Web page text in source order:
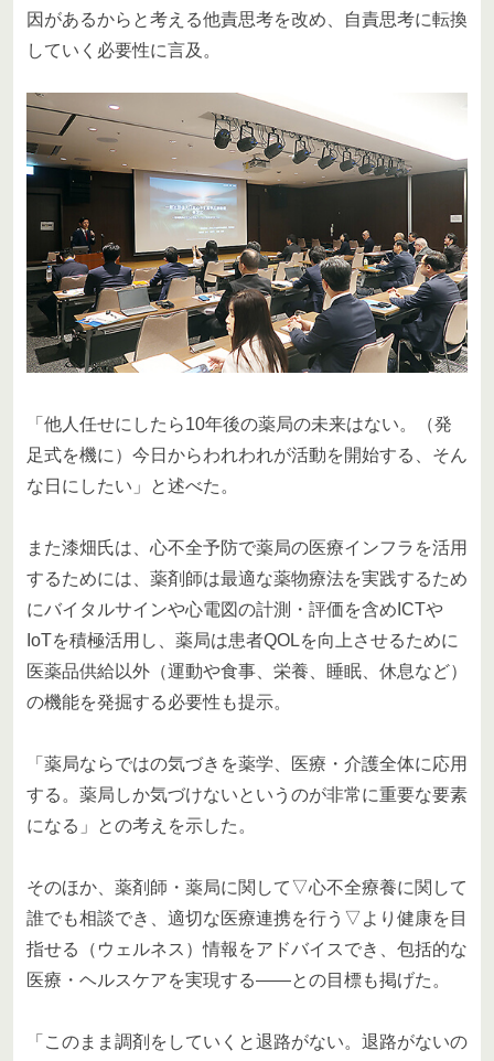
因があるからと考える他責思考を改め、自責思考に転換
していく必要性に言及。
「他人任せにしたら10年後の薬局の未来はない。（発
足式を機に）今日からわれわれが活動を開始する、そん
な日にしたい」と述べた。
また漆畑氏は、心不全予防で薬局の医療インフラを活用
するためには、薬剤師は最適な薬物療法を実践するため
にバイタルサインや心電図の計測・評価を含めICTや
IoTを積極活用し、薬局は患者QOLを向上させるために
医薬品供給以外（運動や食事、栄養、睡眠、休息など）
の機能を発掘する必要性も提示。
「薬局ならではの気づきを薬学、医療・介護全体に応用
する。薬局しか気づけないというのが非常に重要な要素
になる」との考えを示した。
そのほか、薬剤師・薬局に関して▽心不全療養に関して
誰でも相談でき、適切な医療連携を行う▽より健康を目
指せる（ウェルネス）情報をアドバイスでき、包括的な
医療・ヘルスケアを実現する――との目標も掲げた。
「このまま調剤をしていくと退路がない。退路がないの